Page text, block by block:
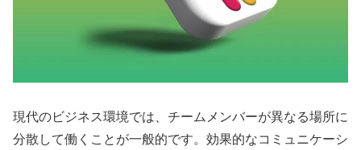
現代のビジネス環境では、チームメンバーが異なる場所に
分散して働くことが一般的です。効果的なコミュニケーシ